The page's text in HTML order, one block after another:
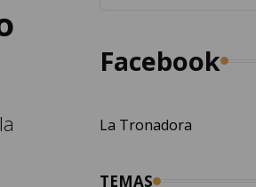
Facebook
La Tronadora
TEMAS